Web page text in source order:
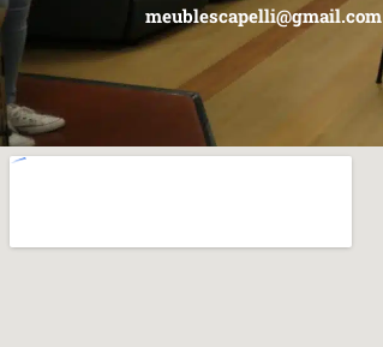
meublescapelli@gmail.com